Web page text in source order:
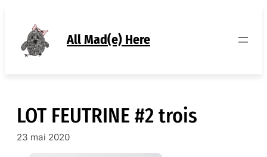
contenu
All Mad(e) Here
LOT FEUTRINE #2 trois
23 mai 2020